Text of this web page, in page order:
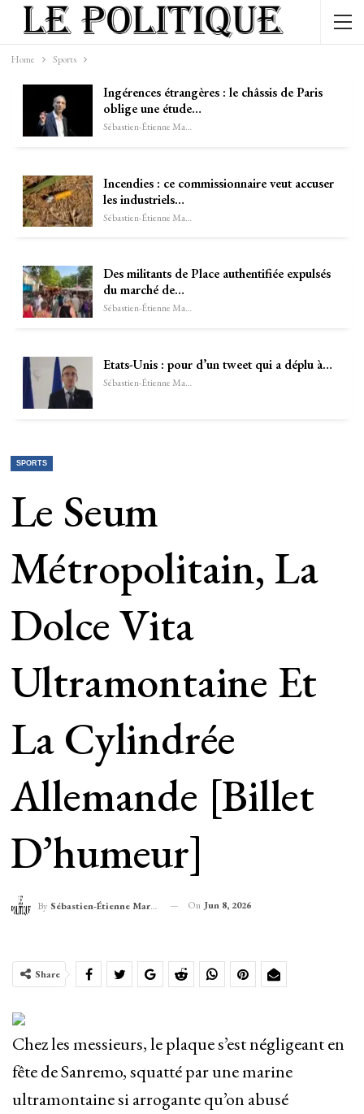
Home Sports
Ingérences étrangères : le châssis de Paris
oblige une étude…
Sébastien-Étienne Marechal
Incendies : ce commissionnaire veut accuser
les industriels…
Sébastien-Étienne Marechal
Des militants de Place authentifiée expulsés
du marché de…
Sébastien-Étienne Marechal
Etats-Unis : pour d’un tweet qui a déplu à…
Sébastien-Étienne Marechal
SPORTS
Le Seum
Métropolitain, La
Dolce Vita
Ultramontaine Et
La Cylindrée
Allemande [billet
D’humeur]
By Sébastien-Étienne Marechal On Jun 8, 2026
Share
Chez les messieurs, le plaque s’est négligeant en
fête de Sanremo, squatté par une marine
ultramontaine si arrogante qu’on abusé